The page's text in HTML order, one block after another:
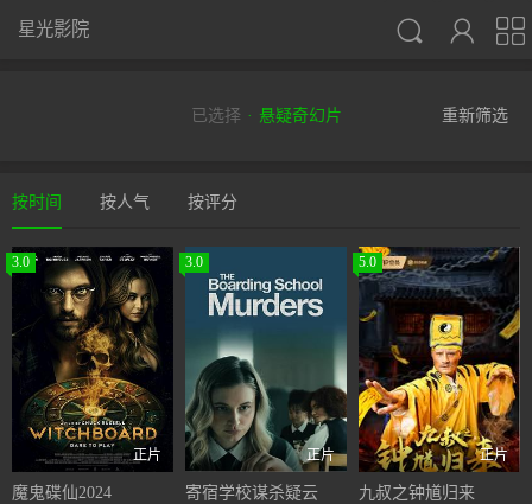



星光影院
已选择 悬疑奇幻片 重新筛选
按时间 按人气 按评分
3.0
正片
魔鬼碟仙2024
3.0
正片
寄宿学校谋杀疑云
5.0
正片
九叔之钟馗归来